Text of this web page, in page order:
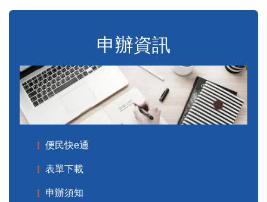
申辦資訊
便民快e通
表單下載
申辦須知